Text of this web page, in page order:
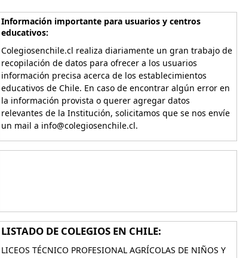
Información importante para usuarios y centros
educativos:
Colegiosenchile.cl realiza diariamente un gran trabajo de
recopilación de datos para ofrecer a los usuarios
información precisa acerca de los establecimientos
educativos de Chile. En caso de encontrar algún error en
la información provista o querer agregar datos
relevantes de la Institución, solicitamos que se nos envíe
un mail a info@colegiosenchile.cl.
LISTADO DE COLEGIOS EN CHILE:
LICEOS TÉCNICO PROFESIONAL AGRÍCOLAS DE NIÑOS Y